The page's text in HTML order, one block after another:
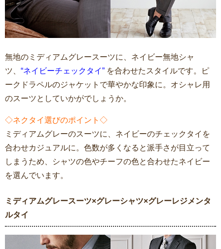
無地のミディアムグレースーツに、ネイビー無地シャ
ツ、 “ネイビーチェックタイ” を合わせたスタイルです。ピ
ークドラペルのジャケットで華やかな印象に。オシャレ用
のスーツとしていかがでしょうか。
◇ネクタイ選びのポイント◇
ミディアムグレーのスーツに、ネイビーのチェックタイを
合わせカジュアルに。色数が多くなると派手さが目立って
しまうため、シャツの色やチーフの色と合わせたネイビー
を選んでいます。
ミディアムグレースーツ×グレーシャツ×グレーレジメンタ
ルタイ